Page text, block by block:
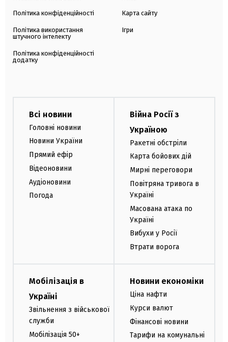
Політика конфіденційності
Політика використання
штучного інтелекту
Політика конфіденційності
додатку
Карта сайту
Ігри
Всі новини
Головні новини
Новини України
Прямий ефір
Відеоновини
Аудіоновини
Погода
Війна Росії з
Україною
Ракетні обстріли
Карта бойових дій
Мирні переговори
Повітряна тривога в
Україні
Масована атака по
Україні
Вибухи у Росії
Втрати ворога
Мобілізація в
Україні
Звільнення з військової
служби
Мобілізація 50+
Новини економіки
Ціна нафти
Курси валют
Фінансові новини
Тарифи на комунальні